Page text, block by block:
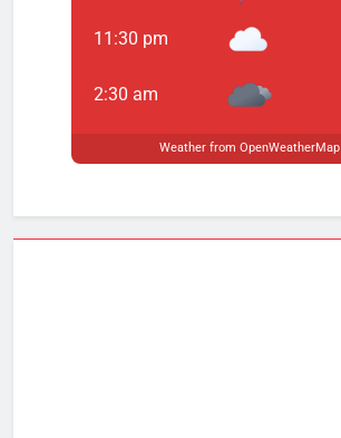
11:30 pm
2:30 am
Weather from OpenWeatherMap